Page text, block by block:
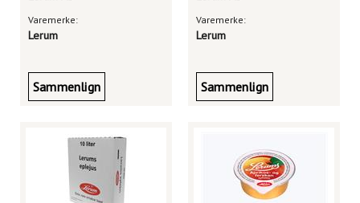
Varemerke:
Lerum
Sammenlign
Varemerke:
Lerum
Sammenlign